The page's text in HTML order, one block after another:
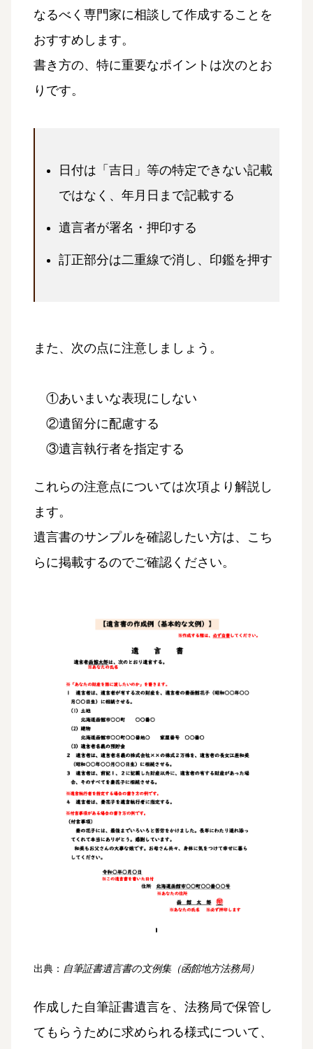
なるべく専門家に相談して作成することを
おすすめします。
書き方の、特に重要なポイントは次のとお
りです。
日付は「吉日」等の特定できない記載
ではなく、年月日まで記載する
遺言者が署名・押印する
訂正部分は二重線で消し、印鑑を押す
また、次の点に注意しましょう。
①あいまいな表現にしない
②遺留分に配慮する
③遺言執行者を指定する
これらの注意点については次項より解説し
ます。
遺言書のサンプルを確認したい方は、こち
らに掲載するのでご確認ください。
出典： 自筆証書遺言書の文例集（函館地方法務局）
作成した自筆証書遺言を、法務局で保管し
てもらうために求められる様式について、